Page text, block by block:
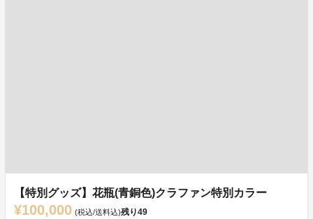
【特別グッズ】花瓶(青銅色)クラファン特別カラー
¥100,000 (税込/送料込)残り49